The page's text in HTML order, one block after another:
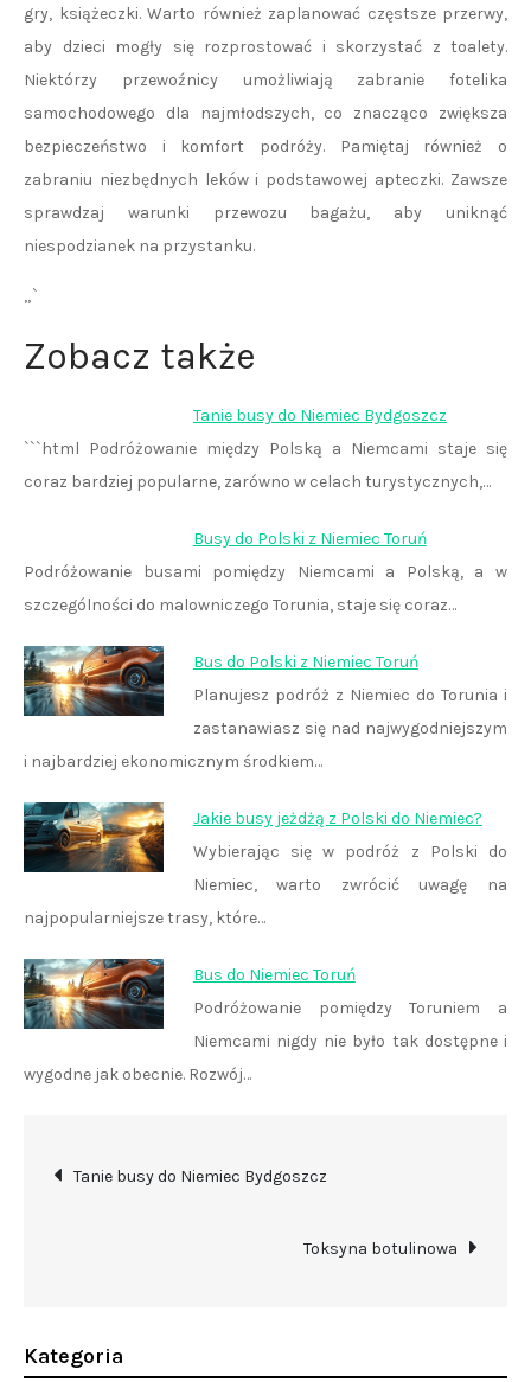
gry, książeczki. Warto również zaplanować częstsze przerwy,
aby dzieci mogły się rozprostować i skorzystać z toalety.
Niektórzy przewoźnicy umożliwiają zabranie fotelika
samochodowego dla najmłodszych, co znacząco zwiększa
bezpieczeństwo i komfort podróży. Pamiętaj również o
zabraniu niezbędnych leków i podstawowej apteczki. Zawsze
sprawdzaj warunki przewozu bagażu, aby uniknąć
niespodzianek na przystanku.
„`
Zobacz także
Tanie busy do Niemiec Bydgoszcz
```html Podróżowanie między Polską a Niemcami staje się
coraz bardziej popularne, zarówno w celach turystycznych,…
Busy do Polski z Niemiec Toruń
Podróżowanie busami pomiędzy Niemcami a Polską, a w
szczególności do malowniczego Torunia, staje się coraz…
Bus do Polski z Niemiec Toruń
Planujesz podróż z Niemiec do Torunia i
zastanawiasz się nad najwygodniejszym
i najbardziej ekonomicznym środkiem…
Jakie busy jeżdżą z Polski do Niemiec?
Wybierając się w podróż z Polski do
Niemiec, warto zwrócić uwagę na
najpopularniejsze trasy, które…
Bus do Niemiec Toruń
Podróżowanie pomiędzy Toruniem a
Niemcami nigdy nie było tak dostępne i
wygodne jak obecnie. Rozwój…
Nawigacja
Tanie busy do Niemiec Bydgoszcz
Toksyna botulinowa
Kategoria